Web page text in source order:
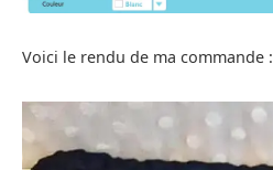
Voici le rendu de ma commande :